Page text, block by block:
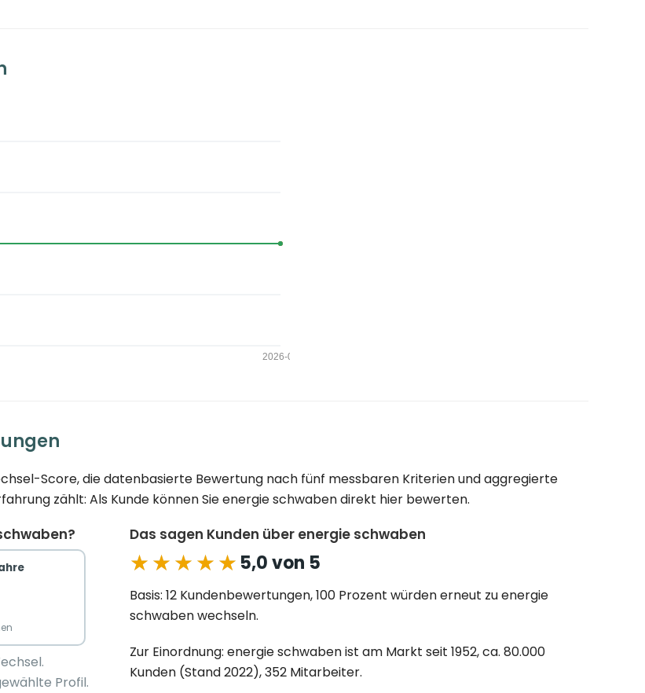
Score, die datenbasierte Bewertung nach fünf messbaren Kriterien und aggregierte
zählt: Als Kunde können Sie energie schwaben direkt hier bewerten.
Profil.
Das sagen Kunden über energie schwaben
★★★★★
★★★★★ 5,0 von 5
Basis: 12 Kundenbewertungen, 100 Prozent würden erneut zu energie
schwaben wechseln.
Zur Einordnung: energie schwaben ist am Markt seit 1952, ca. 80.000
Kunden (Stand 2022), 352 Mitarbeiter.